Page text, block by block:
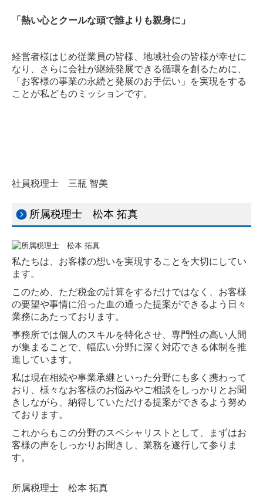
「熱い心とクールな頭で誰よりも親身に」
経営者様はじめ従業員の皆様、地域社会の皆様が幸せに
なり、さらに会社が継続発展できる循環を創るために、
「 お客様の事業の永続と発展のお手伝い」を実現をする
ことが私どものミッションです。
社員税理士 三瓶 智美
所属税理士 松本 拓真
私たちは、お客様の想いを実現することを大切にしてい
ます。
このため、ただ税金の計算をするだけではなく、お客様
の要望や事情に沿った血の通った提案ができるよう日々
業務にあたっております。
事務所では個人のスキルを特化させ、専門性の高い人間
が集まることで、幅広い分野に深く対応できる体制を推
進しています。
私は現在相続や事業承継といった分野にも多く携わって
おり、様々なお客様のお悩みやご相談をしっかりとお聞
きしながら、納得していただける提案ができるよう努め
ております。
これからもこの分野のスペシャリストとして、まずはお
客様の声をしっかりお聞きし、業務を遂行して参りま
す。
所属税理士 松本 拓真